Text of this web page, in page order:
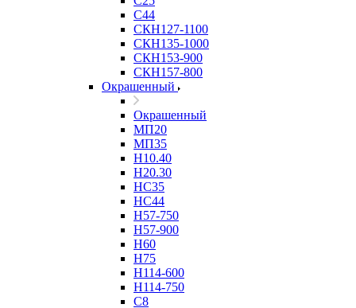
С44
СКН127-1100
СКН135-1000
СКН153-900
СКН157-800
Окрашенный
Окрашенный
МП20
МП35
Н10.40
Н20.30
НС35
НС44
Н57-750
Н57-900
Н60
Н75
Н114-600
Н114-750
С8